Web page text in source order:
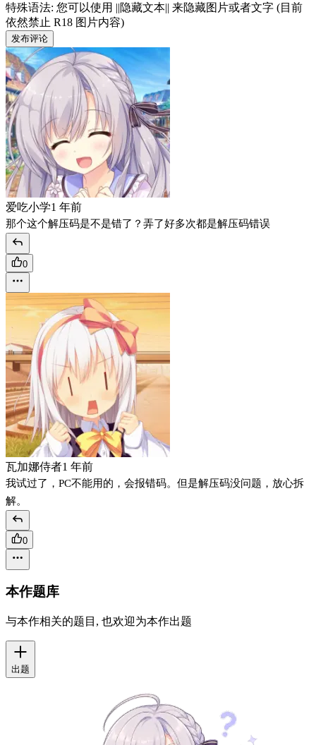
特殊语法: 您可以使用 ||隐藏文本|| 来隐藏图片或者文字 (目前
依然禁止 R18 图片内容)
发布评论
爱吃小学1 年前
那个这个解压码是不是错了？弄了好多次都是解压码错误
0
瓦加娜侍者1 年前
我试过了，PC不能用的，会报错码。但是解压码没问题，放心拆
解。
0
本作题库
与本作相关的题目, 也欢迎为本作出题
出题